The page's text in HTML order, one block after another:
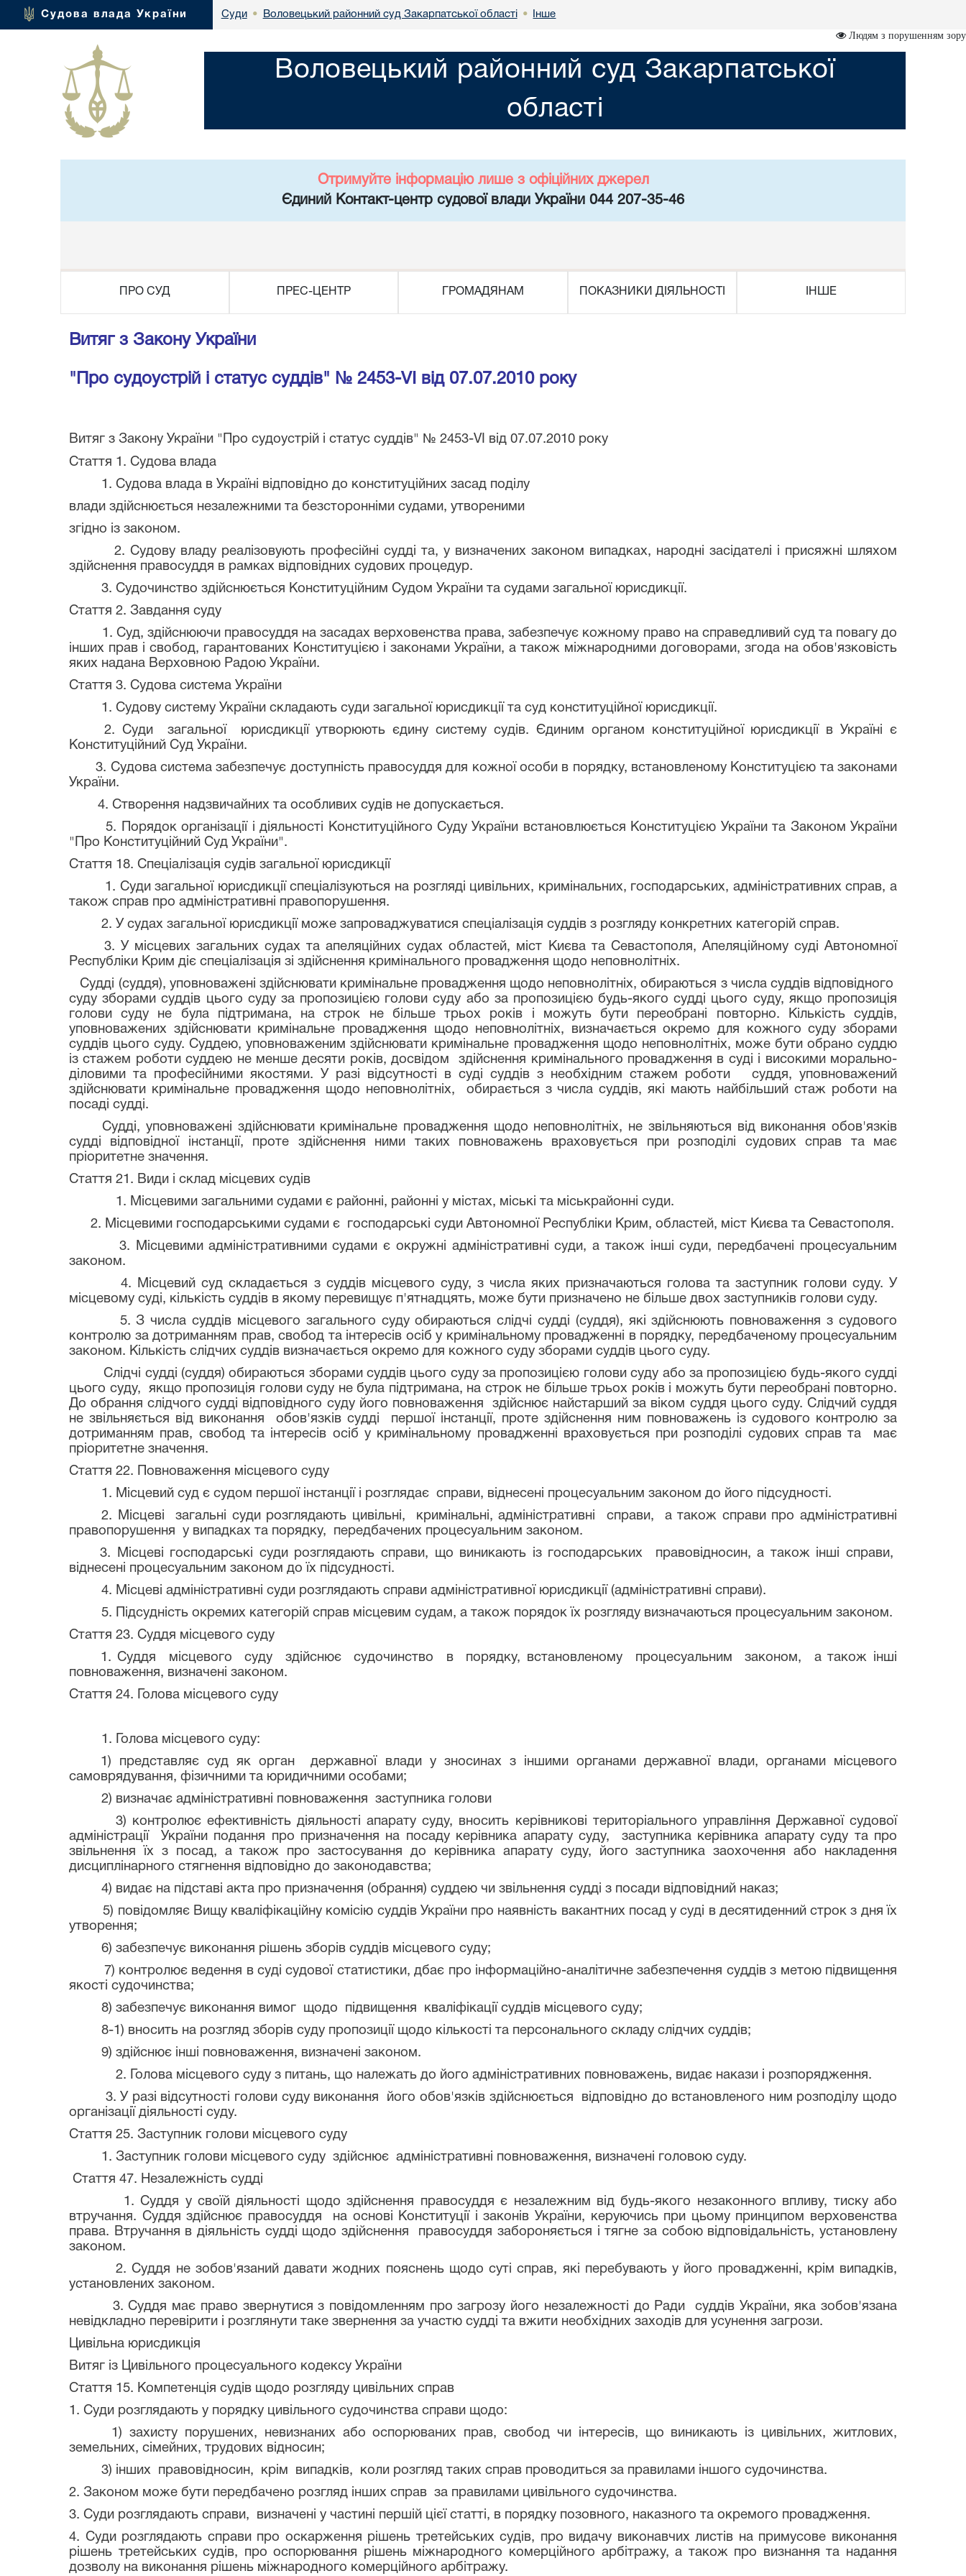
Судова влада України Суди • Воловецький районний суд Закарпатської області • Інше
Людям з порушенням зору
Воловецький районний суд Закарпатської
області
Отримуйте інформацію лише з офіційних джерел
Єдиний Контакт-центр судової влади України 044 207-35-46
ПРО СУД ПРЕС-ЦЕНТР ГРОМАДЯНАМ ПОКАЗНИКИ ДІЯЛЬНОСТІ ІНШЕ
Витяг з Закону України
"Про судоустрій і статус суддів" № 2453-VI від 07.07.2010 року
Витяг з Закону України "Про судоустрій і статус суддів" № 2453-VI від 07.07.2010 року
Стаття 1. Судова влада
1. Судова влада в Україні відповідно до конституційних засад поділу
влади здійснюється незалежними та безсторонніми судами, утвореними
згідно із законом.
2. Судову владу реалізовують професійні судді та, у визначених законом випадках, народні засідателі і присяжні шляхом
здійснення правосуддя в рамках відповідних судових процедур.
3. Судочинство здійснюється Конституційним Судом України та судами загальної юрисдикції.
Стаття 2. Завдання суду
1. Суд, здійснюючи правосуддя на засадах верховенства права, забезпечує кожному право на справедливий суд та повагу до
інших прав і свобод, гарантованих Конституцією і законами України, а також міжнародними договорами, згода на обов'язковість
яких надана Верховною Радою України.
Стаття 3. Судова система України
1. Судову систему України складають суди загальної юрисдикції та суд конституційної юрисдикції.
2. Суди загальної юрисдикції утворюють єдину систему судів. Єдиним органом конституційної юрисдикції в Україні є
Конституційний Суд України.
3. Судова система забезпечує доступність правосуддя для кожної особи в порядку, встановленому Конституцією та законами
України.
4. Створення надзвичайних та особливих судів не допускається.
5. Порядок організації і діяльності Конституційного Суду України встановлюється Конституцією України та Законом України
"Про Конституційний Суд України".
Стаття 18. Спеціалізація судів загальної юрисдикції
1. Суди загальної юрисдикції спеціалізуються на розгляді цивільних, кримінальних, господарських, адміністративних справ, а
також справ про адміністративні правопорушення.
2. У судах загальної юрисдикції може запроваджуватися спеціалізація суддів з розгляду конкретних категорій справ.
3. У місцевих загальних судах та апеляційних судах областей, міст Києва та Севастополя, Апеляційному суді Автономної
Республіки Крим діє спеціалізація зі здійснення кримінального провадження щодо неповнолітніх.
Судді (суддя), уповноважені здійснювати кримінальне провадження щодо неповнолітніх, обираються з числа суддів відповідного
суду зборами суддів цього суду за пропозицією голови суду або за пропозицією будь-якого судді цього суду, якщо пропозиція
голови суду не була підтримана, на строк не більше трьох років і можуть бути переобрані повторно. Кількість суддів,
уповноважених здійснювати кримінальне провадження щодо неповнолітніх, визначається окремо для кожного суду зборами
суддів цього суду. Суддею, уповноваженим здійснювати кримінальне провадження щодо неповнолітніх, може бути обрано суддю
із стажем роботи суддею не менше десяти років, досвідом здійснення кримінального провадження в суді і високими морально-
діловими та професійними якостями. У разі відсутності в суді суддів з необхідним стажем роботи суддя, уповноважений
здійснювати кримінальне провадження щодо неповнолітніх, обирається з числа суддів, які мають найбільший стаж роботи на
посаді судді.
Судді, уповноважені здійснювати кримінальне провадження щодо неповнолітніх, не звільняються від виконання обов'язків
судді відповідної інстанції, проте здійснення ними таких повноважень враховується при розподілі судових справ та має
пріоритетне значення.
Стаття 21. Види і склад місцевих судів
1. Місцевими загальними судами є районні, районні у містах, міські та міськрайонні суди.
2. Місцевими господарськими судами є господарські суди Автономної Республіки Крим, областей, міст Києва та Севастополя.
3. Місцевими адміністративними судами є окружні адміністративні суди, а також інші суди, передбачені процесуальним
законом.
4. Місцевий суд складається з суддів місцевого суду, з числа яких призначаються голова та заступник голови суду. У
місцевому суді, кількість суддів в якому перевищує п'ятнадцять, може бути призначено не більше двох заступників голови суду.
5. З числа суддів місцевого загального суду обираються слідчі судді (суддя), які здійснюють повноваження з судового
контролю за дотриманням прав, свобод та інтересів осіб у кримінальному провадженні в порядку, передбаченому процесуальним
законом. Кількість слідчих суддів визначається окремо для кожного суду зборами суддів цього суду.
Слідчі судді (суддя) обираються зборами суддів цього суду за пропозицією голови суду або за пропозицією будь-якого судді
цього суду, якщо пропозиція голови суду не була підтримана, на строк не більше трьох років і можуть бути переобрані повторно.
До обрання слідчого судді відповідного суду його повноваження здійснює найстарший за віком суддя цього суду. Слідчий суддя
не звільняється від виконання обов'язків судді першої інстанції, проте здійснення ним повноважень із судового контролю за
дотриманням прав, свобод та інтересів осіб у кримінальному провадженні враховується при розподілі судових справ та має
пріоритетне значення.
Стаття 22. Повноваження місцевого суду
1. Місцевий суд є судом першої інстанції і розглядає справи, віднесені процесуальним законом до його підсудності.
2. Місцеві загальні суди розглядають цивільні, кримінальні, адміністративні справи, а також справи про адміністративні
правопорушення у випадках та порядку, передбачених процесуальним законом.
3. Місцеві господарські суди розглядають справи, що виникають із господарських правовідносин, а також інші справи,
віднесені процесуальним законом до їх підсудності.
4. Місцеві адміністративні суди розглядають справи адміністративної юрисдикції (адміністративні справи).
5. Підсудність окремих категорій справ місцевим судам, а також порядок їх розгляду визначаються процесуальним законом.
Стаття 23. Суддя місцевого суду
1. Суддя місцевого суду здійснює судочинство в порядку, встановленому процесуальним законом, а також інші
повноваження, визначені законом.
Стаття 24. Голова місцевого суду
1. Голова місцевого суду:
1) представляє суд як орган державної влади у зносинах з іншими органами державної влади, органами місцевого
самоврядування, фізичними та юридичними особами;
2) визначає адміністративні повноваження заступника голови
3) контролює ефективність діяльності апарату суду, вносить керівникові територіального управління Державної судової
адміністрації України подання про призначення на посаду керівника апарату суду, заступника керівника апарату суду та про
звільнення їх з посад, а також про застосування до керівника апарату суду, його заступника заохочення або накладення
дисциплінарного стягнення відповідно до законодавства;
4) видає на підставі акта про призначення (обрання) суддею чи звільнення судді з посади відповідний наказ;
5) повідомляє Вищу кваліфікаційну комісію суддів України про наявність вакантних посад у суді в десятиденний строк з дня їх
утворення;
6) забезпечує виконання рішень зборів суддів місцевого суду;
7) контролює ведення в суді судової статистики, дбає про інформаційно-аналітичне забезпечення суддів з метою підвищення
якості судочинства;
8) забезпечує виконання вимог щодо підвищення кваліфікації суддів місцевого суду;
8-1) вносить на розгляд зборів суду пропозиції щодо кількості та персонального складу слідчих суддів;
9) здійснює інші повноваження, визначені законом.
2. Голова місцевого суду з питань, що належать до його адміністративних повноважень, видає накази і розпорядження.
3. У разі відсутності голови суду виконання його обов'язків здійснюється відповідно до встановленого ним розподілу щодо
організації діяльності суду.
Стаття 25. Заступник голови місцевого суду
1. Заступник голови місцевого суду здійснює адміністративні повноваження, визначені головою суду.
Стаття 47. Незалежність судді
1. Суддя у своїй діяльності щодо здійснення правосуддя є незалежним від будь-якого незаконного впливу, тиску або
втручання. Суддя здійснює правосуддя на основі Конституції і законів України, керуючись при цьому принципом верховенства
права. Втручання в діяльність судді щодо здійснення правосуддя забороняється і тягне за собою відповідальність, установлену
законом.
2. Суддя не зобов'язаний давати жодних пояснень щодо суті справ, які перебувають у його провадженні, крім випадків,
установлених законом.
3. Суддя має право звернутися з повідомленням про загрозу його незалежності до Ради суддів України, яка зобов'язана
невідкладно перевірити і розглянути таке звернення за участю судді та вжити необхідних заходів для усунення загрози.
Цивільна юрисдикція
Витяг із Цивільного процесуального кодексу України
Стаття 15. Компетенція судів щодо розгляду цивільних справ
1. Суди розглядають у порядку цивільного судочинства справи щодо:
1) захисту порушених, невизнаних або оспорюваних прав, свобод чи інтересів, що виникають із цивільних, житлових,
земельних, сімейних, трудових відносин;
3) інших правовідносин, крім випадків, коли розгляд таких справ проводиться за правилами іншого судочинства.
2. Законом може бути передбачено розгляд інших справ за правилами цивільного судочинства.
3. Суди розглядають справи, визначені у частині першій цієї статті, в порядку позовного, наказного та окремого провадження.
4. Суди розглядають справи про оскарження рішень третейських судів, про видачу виконавчих листів на примусове виконання
рішень третейських судів, про оспорювання рішень міжнародного комерційного арбітражу, а також про визнання та надання
дозволу на виконання рішень міжнародного комерційного арбітражу.